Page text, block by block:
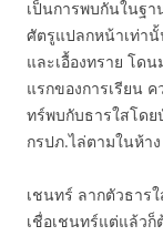
เป็นการพบกันในฐา
ศัตรูแปลกหน้าเท่านั้
และเอื้องทราย โด
แรกของการเรียน
ทร์พบกับธารใสโดย
กรปภ.ไล่ตามในห้าง
เชนทร์ ลากตัวธาร
เชื่อเชนทร์แต่แล้วก็